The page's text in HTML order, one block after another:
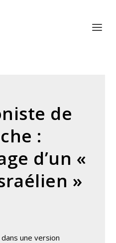
de
:
d’un «
»
une version